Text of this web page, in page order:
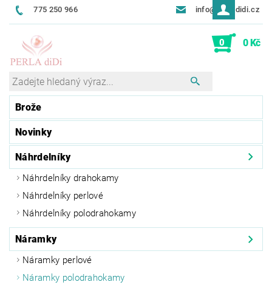
775 250 966 info@perladidi.cz
0 0 Kč
Brože
Náhrdelníky
Náhrdelníky drahokamy
Náhrdelníky perlové
Náhrdelníky polodrahokamy
Náramky
Náramky perlové
Náramky polodrahokamy
Novinky